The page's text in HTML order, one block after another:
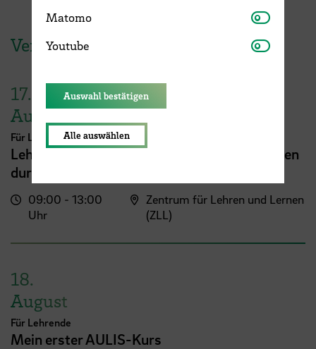
Veranstaltungen der HSB
17.
August
Für Lehrende
Lehrveranstaltungsplanung mit KI. Zeit sparen
durch digitale Tools
09:00 - 13:00
Uhr
Zentrum für Lehren und Lernen
(ZLL)
18.
August
Für Lehrende
Mein erster AULIS-Kurs
Matomo Matomo
Youtube Youtube
Auswahl bestätigen
Alle auswählen